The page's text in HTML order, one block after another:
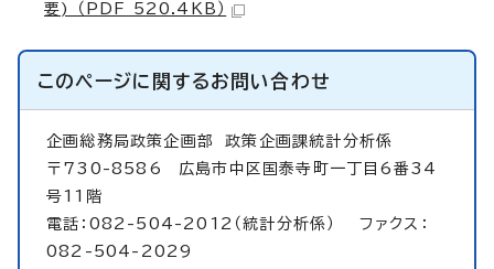
要) （PDF 520.4KB）
このページに関するお問い合わせ
企画総務局政策企画部政策企画課統計分析係
〒730-8586 広島市中区国泰寺町一丁目6番34
号11階
電話：082-504-2012（統計分析係） ファクス：
082-504-2029